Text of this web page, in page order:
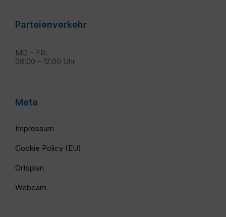
Parteienverkehr
MO – FR:
08:00 – 12:00 Uhr
Meta
Impressum
Cookie Policy (EU)
Ortsplan
Webcam